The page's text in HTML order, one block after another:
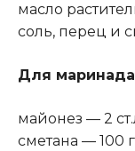
масло
соль, перец и
Для маринада
майонез — 2
сметана — 100